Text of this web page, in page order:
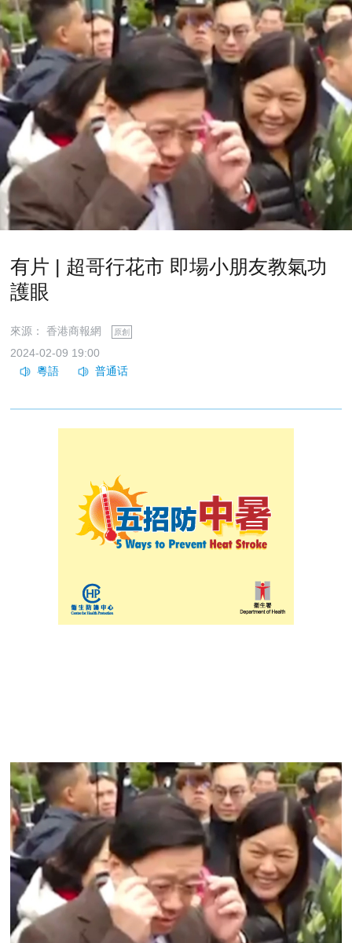
有片 | 超哥行花市 即場小朋友教氣功
護眼
來源： 香港商報網 原創
2024-02-09 19:00